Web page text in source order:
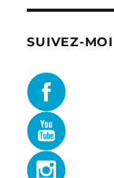
SUIVEZ-MOI